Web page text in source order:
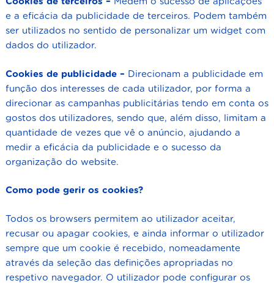
e a eficácia da publicidade de terceiros. Podem também
ser utilizados no sentido de personalizar um widget com
dados do utilizador.
Cookies de publicidade – Direcionam a publicidade em
função dos interesses de cada utilizador, por forma a
direcionar as campanhas publicitárias tendo em conta os
gostos dos utilizadores, sendo que, além disso, limitam a
quantidade de vezes que vê o anúncio, ajudando a
medir a eficácia da publicidade e o sucesso da
organização do website.
Como pode gerir os cookies?
Todos os browsers permitem ao utilizador aceitar,
recusar ou apagar cookies, e ainda informar o utilizador
sempre que um cookie é recebido, nomeadamente
através da seleção das definições apropriadas no
respetivo navegador. O utilizador pode configurar os